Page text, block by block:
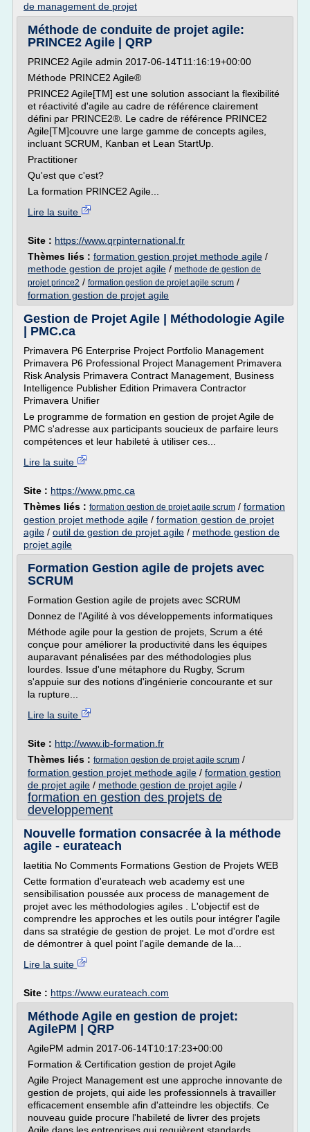
de management de projet
Méthode de conduite de projet agile:
PRINCE2 Agile | QRP
PRINCE2 Agile admin 2017-06-14T11:16:19+00:00
Méthode PRINCE2 Agile®
PRINCE2 Agile[TM] est une solution associant la flexibilité
et réactivité d'agile au cadre de référence clairement
défini par PRINCE2®. Le cadre de référence PRINCE2
Agile[TM]couvre une large gamme de concepts agiles,
incluant SCRUM, Kanban et Lean StartUp.
Practitioner
Qu'est que c'est?
La formation PRINCE2 Agile...
Lire la suite
Site : https://www.qrpinternational.fr
Thèmes liés : formation gestion projet methode agile /
methode gestion de projet agile / methode de gestion de
projet prince2 / formation gestion de projet agile scrum /
formation gestion de projet agile
Gestion de Projet Agile | Méthodologie Agile
| PMC.ca
Primavera P6 Enterprise Project Portfolio Management
Primavera P6 Professional Project Management Primavera
Risk Analysis Primavera Contract Management, Business
Intelligence Publisher Edition Primavera Contractor
Primavera Unifier
Le programme de formation en gestion de projet Agile de
PMC s'adresse aux participants soucieux de parfaire leurs
compétences et leur habileté à utiliser ces...
Lire la suite
Site : https://www.pmc.ca
Thèmes liés : formation gestion de projet agile scrum / formation
gestion projet methode agile / formation gestion de projet
agile / outil de gestion de projet agile / methode gestion de
projet agile
Formation Gestion agile de projets avec
SCRUM
Formation Gestion agile de projets avec SCRUM
Donnez de l'Agilité à vos développements informatiques
Méthode agile pour la gestion de projets, Scrum a été
conçue pour améliorer la productivité dans les équipes
auparavant pénalisées par des méthodologies plus
lourdes. Issue d'une métaphore du Rugby, Scrum
s'appuie sur des notions d'ingénierie concourante et sur
la rupture...
Lire la suite
Site : http://www.ib-formation.fr
Thèmes liés : formation gestion de projet agile scrum /
formation gestion projet methode agile / formation gestion
de projet agile / methode gestion de projet agile /
formation en gestion des projets de
developpement
Nouvelle formation consacrée à la méthode
agile - eurateach
laetitia No Comments Formations Gestion de Projets WEB
Cette formation d'eurateach web academy est une
sensibilisation poussée aux process de management de
projet avec les méthodologies agiles . L'objectif est de
comprendre les approches et les outils pour intégrer l'agile
dans sa stratégie de gestion de projet. Le mot d'ordre est
de démontrer à quel point l'agile demande de la...
Lire la suite
Site : https://www.eurateach.com
Méthode Agile en gestion de projet:
AgilePM | QRP
AgilePM admin 2017-06-14T10:17:23+00:00
Formation & Certification gestion de projet Agile
Agile Project Management est une approche innovante de
gestion de projets, qui aide les professionnels à travailler
efficacement ensemble afin d'atteindre les objectifs. Ce
nouveau guide procure l'habileté de livrer des projets